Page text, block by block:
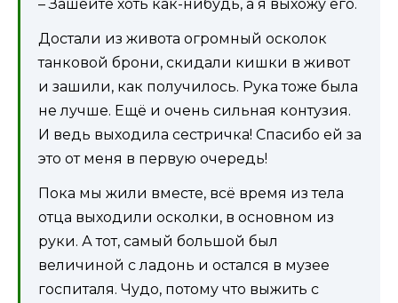
– Зашейте хоть как-нибудь, а я выхожу его.
Достали из живота огромный осколок
танковой брони, скидали кишки в живот
и зашили, как получилось. Рука тоже была
не лучше. Ещё и очень сильная контузия.
И ведь выходила сестричка! Спасибо ей за
это от меня в первую очередь!
Пока мы жили вместе, всё время из тела
отца выходили осколки, в основном из
руки. А тот, самый большой был
величиной с ладонь и остался в музее
госпиталя. Чудо, потому что выжить с